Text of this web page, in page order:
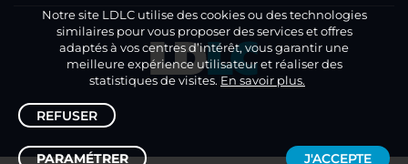
Notre site LDLC utilise des cookies ou des technologies
similaires pour vous proposer des services et offres
adaptés à vos centres d’intérêt, vous garantir une
meilleure expérience utilisateur et réaliser des
statistiques de visites. En savoir plus.
REFUSER
PARAMÉTRER J'ACCEPTE